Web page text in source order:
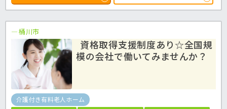
桶川市
資格取得支援制度あり☆全国規
模の会社で働いてみませんか？
介護付き有料老人ホーム